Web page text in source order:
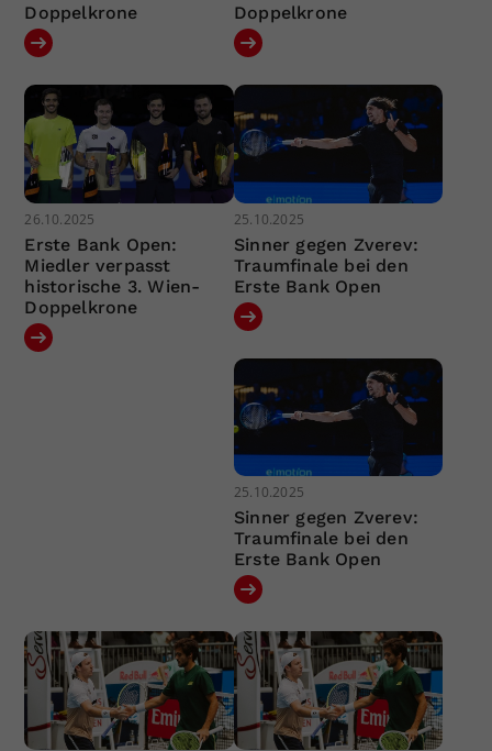
Doppelkrone
Doppelkrone
26.10.2025
Erste Bank Open:
Miedler verpasst
historische 3. Wien-
Doppelkrone
25.10.2025
Sinner gegen Zverev:
Traumfinale bei den
Erste Bank Open
25.10.2025
Sinner gegen Zverev:
Traumfinale bei den
Erste Bank Open